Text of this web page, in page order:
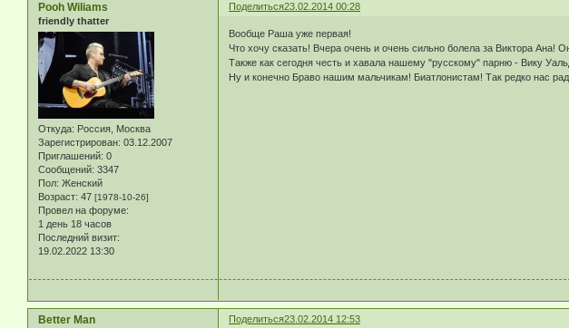
Поделиться23.02.2014 00:28
Pooh Wiliams
friendly thatter
Откуда: Россия, Москва
Зарегистрирован: 03.12.2007
Приглашений: 0
Сообщений: 3347
Пол: Женский
Возраст: 47 [1978-10-26]
Провел на форуме:
1 день 18 часов
Последний визит:
19.02.2022 13:30
Вообще Раша уже первая!
Что хочу сказать! Вчера очень и очень сильно болела за Виктора Ана!
Также как сегодня честь и хавала нашему "русскому" парню - Вику
Ну и конечно Браво нашим мальчикам! Биатлонистам! Так редко нас
Поделиться23.02.2014 12:53
Better Man